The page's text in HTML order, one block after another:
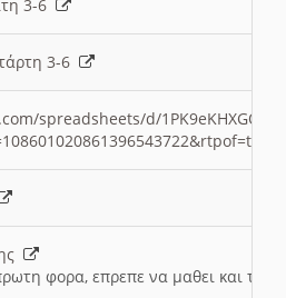
3-6
3-6
spreadsheets/d/
φορα, επρεπε να μαθει και το